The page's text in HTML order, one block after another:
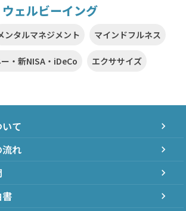
ウェルビーイング
ンタルマネジメント マインドフルネス
・新NISA・iDeCo エクササイズ
て chevron_right
れ chevron_right
chevron_right
書 chevron_right